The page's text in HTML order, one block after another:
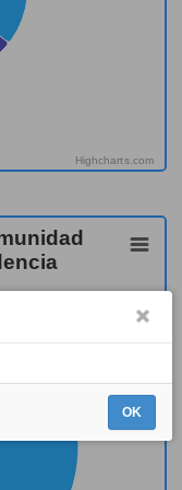
Highcharts.com
OK